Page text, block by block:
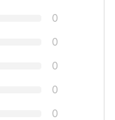
0
0
0
0
0